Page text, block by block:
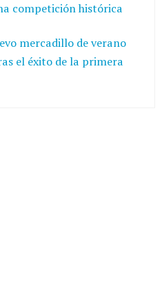
competición histórica
mercadillo de verano
el éxito de la primera